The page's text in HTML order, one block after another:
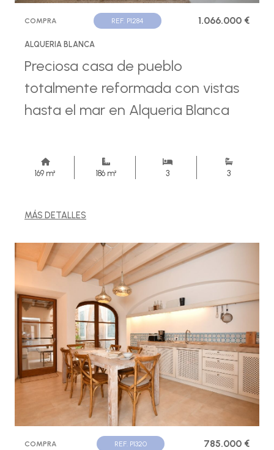
COMPRA REF. P1284 1.066.000 €
ALQUERIA BLANCA
Preciosa casa de pueblo
totalmente reformada con vistas
hasta el mar en Alqueria Blanca
169 m² 186 m² 3 3
MÁS DETALLES
COMPRA REF. P1320 785.000 €